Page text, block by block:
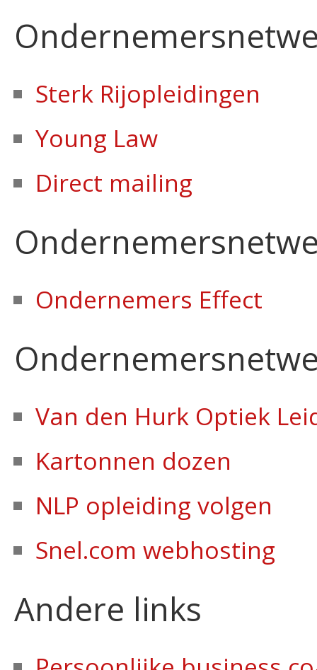
Sterk Rijopleidingen
Young Law
Direct mailing
Ondernemers Effect
Van den Hurk Optiek
Kartonnen dozen
NLP opleiding volgen
Snel.com webhosting
Andere links